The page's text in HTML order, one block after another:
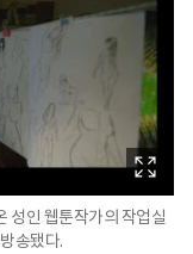
성인 웹툰작가의 작업실
송됐다.